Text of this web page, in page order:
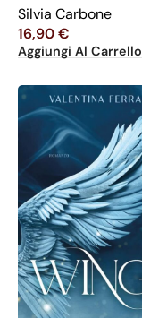
Silvia Carbone
16,90€
Aggiungi Al Carrello